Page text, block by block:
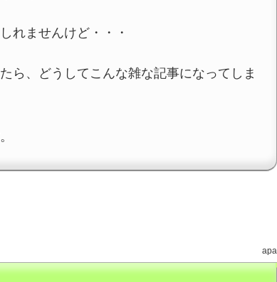
れませんけど・・・
ら、どうしてこんな雑な記事になってしま
apa